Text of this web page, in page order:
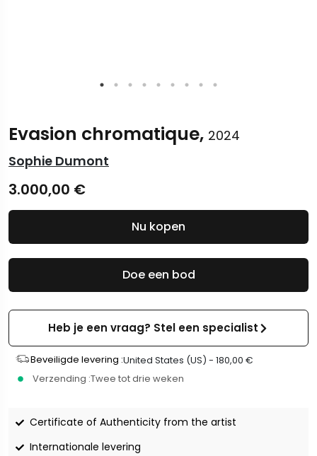
Evasion chromatique, 2024
Sophie Dumont
3.000,00 €
Doe een bod
Heb je een vraag? Stel een specialist
Beveiligde levering :United States (US) - 180,00 €
Verzending :Twee tot drie weken
Certificate of Authenticity from the artist
Internationale levering
Nu kopen